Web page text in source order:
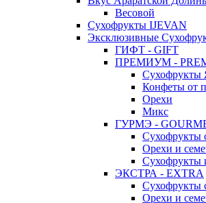
Весовой
Сухофрукты IJEVAN
Эксклюзивные
ГИФТ - GIFT
ПРЕМИУМ -
Сухофрукты
Конфеты от
Орехи
Микс
ГУРМЭ -
Сухофрукты
Орехи и
Сухофрукты
ЭКСТРА - EXTRA
Сухофрукты
Орехи и